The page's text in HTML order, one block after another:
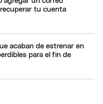
tu cuenta
acaban de estrenar en
para el fin de